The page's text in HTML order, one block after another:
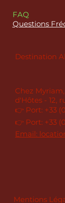
Mentions
Destination
Chez
d'Hôtes - 12,
👉 Port: +33
👉 Port: +33
Email:
FAQ
Questions